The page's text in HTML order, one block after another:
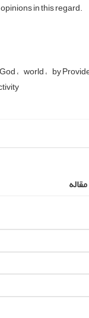
in this regard.
God world by